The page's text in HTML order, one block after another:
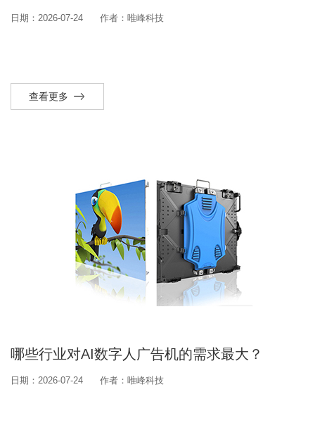
日期：2026-07-24 作者：唯峰科技
查看更多
哪些行业对AI数字人广告机的需求最大？
日期：2026-07-24 作者：唯峰科技